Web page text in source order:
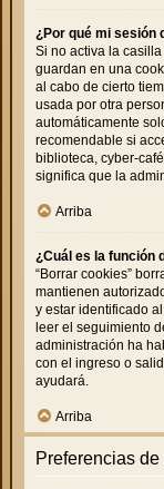
¿Por qué mi sesión
Si no activa la casilla
guardan en una
al cabo de cierto
usada por otra
automáticamente
recomendable si
biblioteca, cyber-
significa que la
Arriba
¿Cuál es la función
“Borrar cookies”
mantienen
y estar identificado
leer el seguimiento
administración ha
con el ingreso o
ayudará.
Arriba
Preferencias